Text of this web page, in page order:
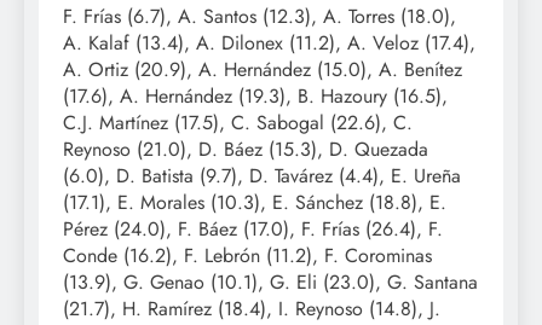
F. Frías (6.7), A. Santos (12.3), A. Torres (18.0),
A. Kalaf (13.4), A. Dilonex (11.2), A. Veloz (17.4),
A. Ortiz (20.9), A. Hernández (15.0), A. Benítez
(17.6), A. Hernández (19.3), B. Hazoury (16.5),
C.J. Martínez (17.5), C. Sabogal (22.6), C.
Reynoso (21.0), D. Báez (15.3), D. Quezada
(6.0), D. Batista (9.7), D. Tavárez (4.4), E. Ureña
(17.1), E. Morales (10.3), E. Sánchez (18.8), E.
Pérez (24.0), F. Báez (17.0), F. Frías (26.4), F.
Conde (16.2), F. Lebrón (11.2), F. Corominas
(13.9), G. Genao (10.1), G. Eli (23.0), G. Santana
(21.7), H. Ramírez (18.4), I. Reynoso (14.8), J.